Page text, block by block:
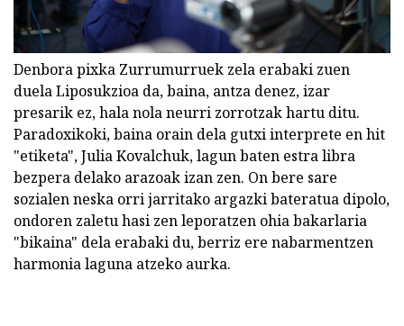
Denbora pixka Zurrumurruek zela erabaki zuen
duela Liposukzioa da, baina, antza denez, izar
presarik ez, hala nola neurri zorrotzak hartu ditu.
Paradoxikoki, baina orain dela gutxi interprete en hit
"etiketa", Julia Kovalchuk, lagun baten estra libra
bezpera delako arazoak izan zen. On bere sare
sozialen neska orri jarritako argazki bateratua dipolo,
ondoren zaletu hasi zen leporatzen ohia bakarlaria
"bikaina" dela erabaki du, berriz ere nabarmentzen
harmonia laguna atzeko aurka.